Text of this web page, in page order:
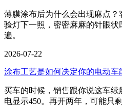
薄膜涂布后为什么会出现麻点
验灯下一照，密密麻麻的针眼
遍。
2026-07-22
涂布工艺是如何决定你的电动车
买车的时候，销售跟你说这车
电显示450。再开两年，可能只